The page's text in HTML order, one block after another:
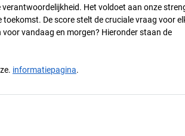
Het voldoet aan onze
De score stelt de cruciale vraag voor
vandaag en morgen? Hieronder staan de
informatiepagina.